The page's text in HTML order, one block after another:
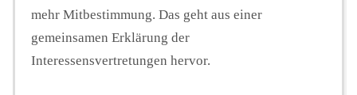
mehr Mitbestimmung. Das geht aus einer
gemeinsamen Erklärung der
Interessensvertretungen hervor.